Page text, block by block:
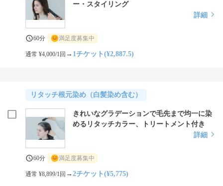
ー・スタイリング
詳細
60分 満足度募集中
通常 ¥4,000/1回 → 1チケット(¥2,887.5)
リタッチ根元染め（白髪染め含む）
きれいなグラデーションで毛先まで均一に染
めるリタッチカラー、トリートメント付き
詳細
60分 満足度募集中
通常 ¥8,899/1回 →2チケット(¥5,775)